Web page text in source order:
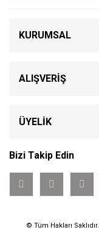
KURUMSAL
ALIŞVERİŞ
ÜYELİK
Bizi Takip Edin
© Tüm Hakları